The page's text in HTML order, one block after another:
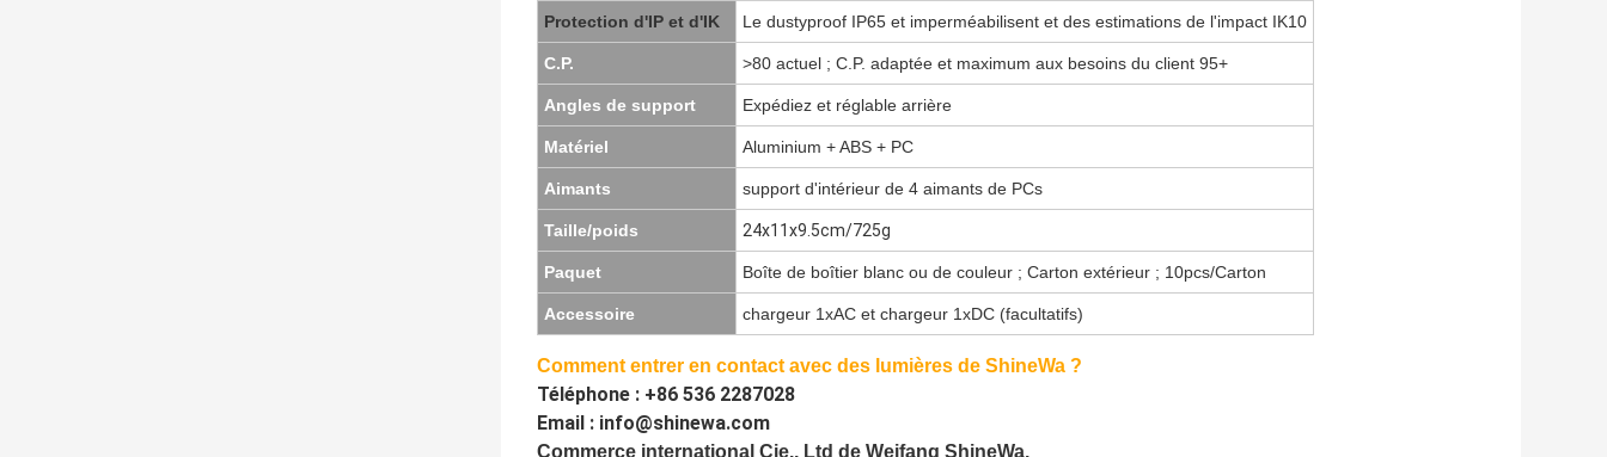
Protection d'IP et d'IK Le dustyproof IP65 et imperméabilisent et des estimations de l'impact IK10
C.P. >80 actuel ; C.P. adaptée et maximum aux besoins du client 95+
Angles de support Expédiez et réglable arrière
Matériel Aluminium + ABS + PC
Aimants support d'intérieur de 4 aimants de PCs
Taille/poids 24x11x9.5cm/725g
Paquet Boîte de boîtier blanc ou de couleur ; Carton extérieur ; 10pcs/Carton
Accessoire chargeur 1xAC et chargeur 1xDC (facultatifs)
Comment entrer en contact avec des lumières de ShineWa ?
Téléphone : +86 536 2287028
Email : info@shinewa.com
Commerce international Cie., Ltd de Weifang ShineWa.